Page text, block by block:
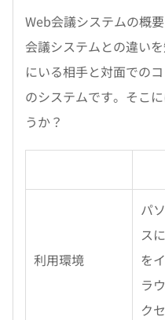
Web会議システムの概
会議システムとの違い
にいる相手と対面での
のシステムです。そこ
うか？
利用環境
パ
ス
を
ラ
ク